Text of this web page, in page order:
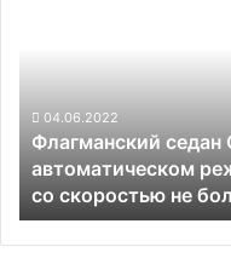
режиме
сможет
передвигаться
со
скоростью
не
04.06.2022
Флагманский седан
автоматическом
со скоростью не